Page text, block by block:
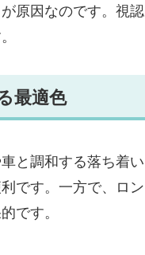
原因なのです。視認
最適色
と調和する落ち着い
です。一方で、ロン
です。